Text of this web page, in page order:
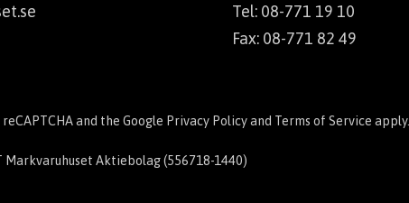
Tel: 08-771 19 10
Fax: 08-771 82 49
and the Google Privacy Policyand Terms of Service apply.
Aktiebolag (556718-1440)